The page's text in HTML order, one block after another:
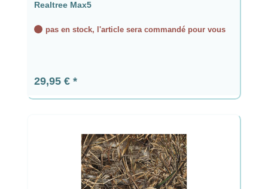
Realtree Max5
pas en stock, l'article sera commandé pour vous
Prix régulier :
29,95 €